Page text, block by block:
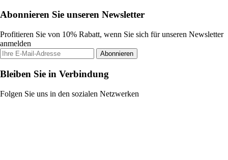
Abonnieren Sie unseren Newsletter
Profitieren Sie von 10% Rabatt, wenn Sie sich für unseren Newsletter
anmelden
Abonnieren
Bleiben Sie in Verbindung
Folgen Sie uns in den sozialen Netzwerken